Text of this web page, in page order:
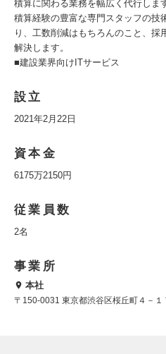
積算に関わる業務を幅広く代行しま
積算経験の豊富な専門スタッフの技
り、工数削減はもちろんのこと、採
解決します。
■建設業界向けITサービス
設立
2021年2月22日
資本金
6175万2150円
従業員数
2名
事業所
本社
〒150-0031 東京都渋谷区桜丘町４－１